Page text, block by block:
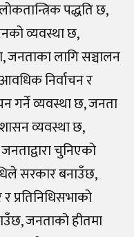
पद्धति छ,
व्यवस्था छ,
जनताका लागि सञ्चालन
निर्वाचन र
गर्ने व्यवस्था छ, जनता
व्यवस्था छ,
चुनिएको
सरकार बनाउँछ,
प्रतिनिधिसभाको
जनताको हीतमा